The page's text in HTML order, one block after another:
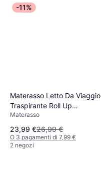
-11%
Materasso Letto Da Viaggio
Traspirante Roll Up
Materasso
Materasso
23,99 €26,99 €
O 3 pagamenti di 7,99 €
2 negozi